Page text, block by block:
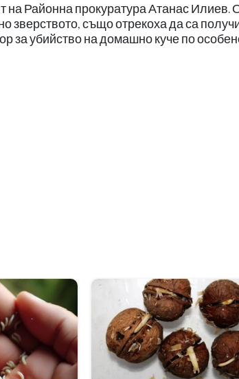
на Районна прокуратура Атанас Илиев.
зверството, също отрекоха да са
за убийство на домашно куче по